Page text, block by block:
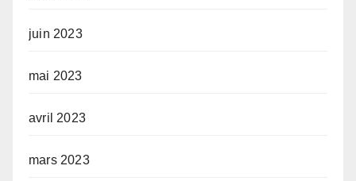
juin 2023
mai 2023
avril 2023
mars 2023